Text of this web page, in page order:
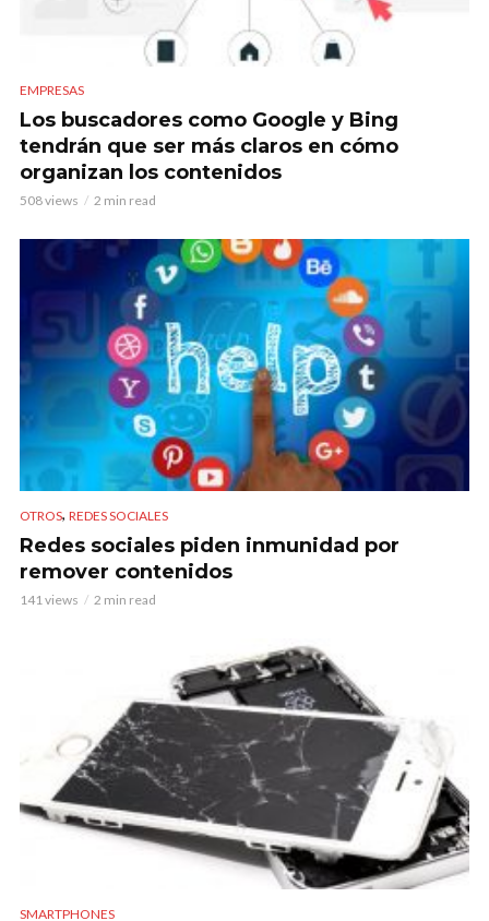
EMPRESAS
Los buscadores como Google y Bing
tendrán que ser más claros en cómo
organizan los contenidos
508 views 2 min read
OTROS, REDES SOCIALES
Redes sociales piden inmunidad por
remover contenidos
141 views 2 min read
SMARTPHONES